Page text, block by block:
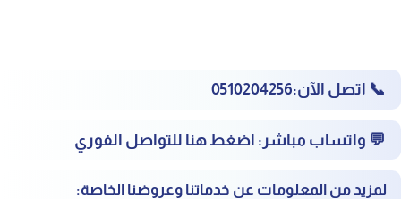
📞 اتصل الآن:‎0510204256
💬 واتساب مباشر: اضغط هنا للتواصل الفوري
لمزيد من المعلومات عن خدماتنا وعروضنا الخاصة: